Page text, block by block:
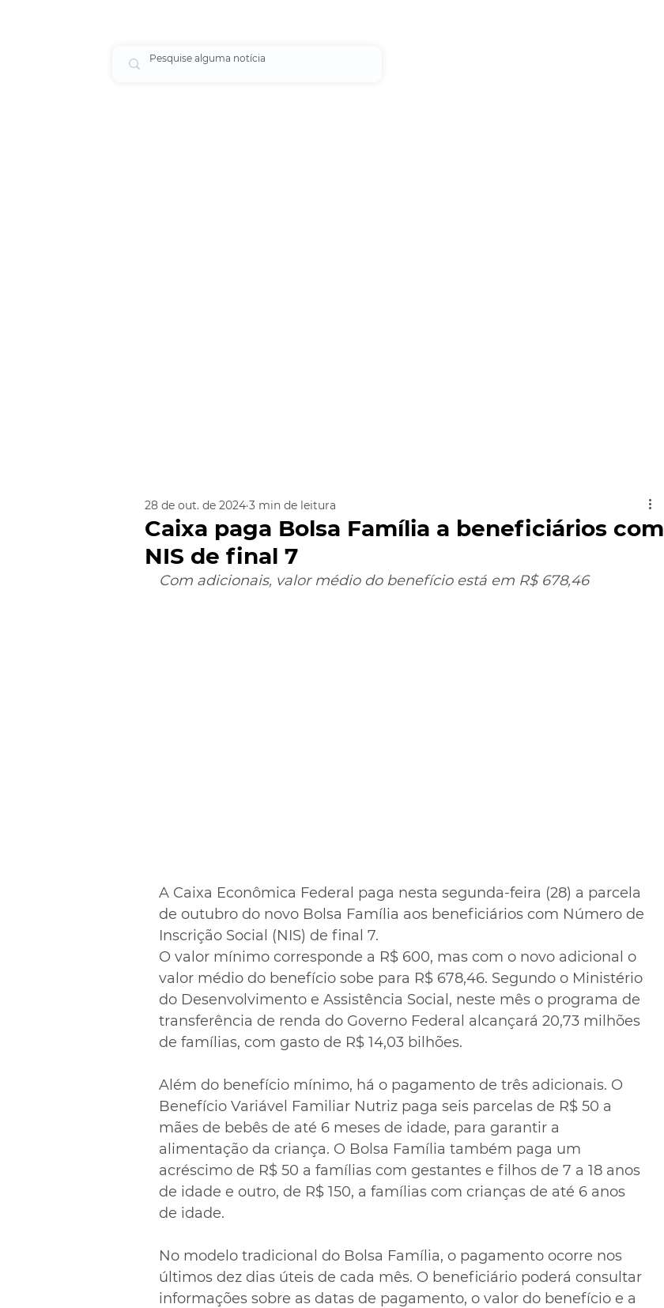
Caixa paga Bolsa Família a beneficiários com
NIS de final 7
28 de out. de 2024 3 min de leitura
Com adicionais, valor médio do benefício está em R$ 678,46
A Caixa Econômica Federal paga nesta segunda-feira (28) a parcela
de outubro do novo Bolsa Família aos beneficiários com Número de
Inscrição Social (NIS) de final 7.
O valor mínimo corresponde a R$ 600, mas com o novo adicional o
valor médio do benefício sobe para R$ 678,46. Segundo o Ministério
do Desenvolvimento e Assistência Social, neste mês o programa de
transferência de renda do Governo Federal alcançará 20,73 milhões
de famílias, com gasto de R$ 14,03 bilhões.
Além do benefício mínimo, há o pagamento de três adicionais. O
Benefício Variável Familiar Nutriz paga seis parcelas de R$ 50 a
mães de bebês de até 6 meses de idade, para garantir a
alimentação da criança. O Bolsa Família também paga um
acréscimo de R$ 50 a famílias com gestantes e filhos de 7 a 18 anos
de idade e outro, de R$ 150, a famílias com crianças de até 6 anos
de idade.
No modelo tradicional do Bolsa Família, o pagamento ocorre nos
últimos dez dias úteis de cada mês. O beneficiário poderá consultar
informações sobre as datas de pagamento, o valor do benefício e a